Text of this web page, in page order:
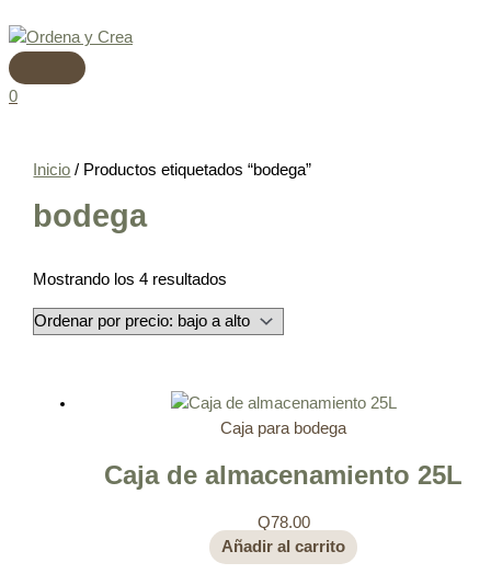
al
contenido
0
Inicio / Productos etiquetados “bodega”
bodega
Mostrando los 4 resultados
Caja para bodega
Caja de almacenamiento 25L
Q78.00
Añadir al carrito